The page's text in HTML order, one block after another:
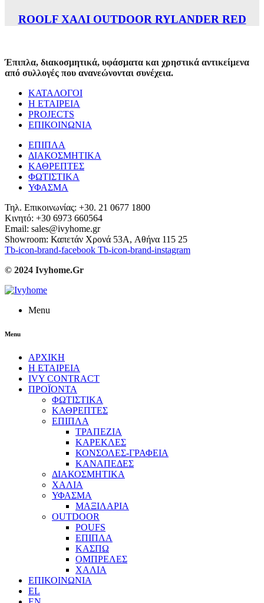
ROOLF ΧΑΛΙ OUTDOOR RYLANDER RED
Έπιπλα, διακοσμητικά, υφάσματα και χρηστικά αντικείμενα
από συλλογές που ανανεώνονται συνέχεια.
ΚΑΤΑΛΟΓΟΙ
Η ΕΤΑΙΡΕΙΑ
PROJECTS
ΕΠΙΚΟΙΝΩΝΙΑ
ΕΠΙΠΛΑ
ΔΙΑΚΟΣΜΗΤΙΚΑ
ΚΑΘΡΕΠΤΕΣ
ΦΩΤΙΣΤΙΚΑ
ΥΦΑΣΜΑ
Τηλ. Επικοινωνίας: +30. 21 0677 1800
Κινητό: +30 6973 660564
Email: sales@ivyhome.gr
Showroom: Καπετάν Χρονά 53A, Αθήνα 115 25
Tb-icon-brand-facebook Tb-icon-brand-instagram
© 2024 Ivyhome.Gr
Menu
Menu
ΑΡΧΙΚΗ
Η ΕΤΑΙΡΕΙΑ
IVY CONTRACT
ΠΡΟΪΟΝΤΑ
ΦΩΤΙΣΤΙΚΑ
ΚΑΘΡΕΠΤΕΣ
ΕΠΙΠΛΑ
ΤΡΑΠΕΖΙΑ
ΚΑΡΕΚΛΕΣ
ΚΟΝΣΟΛΕΣ-ΓΡΑΦΕΙΑ
ΚΑΝΑΠΕΔΕΣ
ΔΙΑΚΟΣΜΗΤΙΚΑ
ΧΑΛΙΑ
ΥΦΑΣΜΑ
ΜΑΞΙΛΑΡΙΑ
OUTDOOR
POUFS
ΕΠΙΠΛΑ
ΚΑΣΠΩ
ΟΜΠΡΕΛΕΣ
ΧΑΛΙΑ
ΕΠΙΚΟΙΝΩΝΙΑ
EL